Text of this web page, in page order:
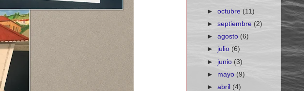
►octubre (11)
►septiembre(2)
►agosto (6)
► julio (6)
► junio(3)
► mayo(9)
►abril (4)